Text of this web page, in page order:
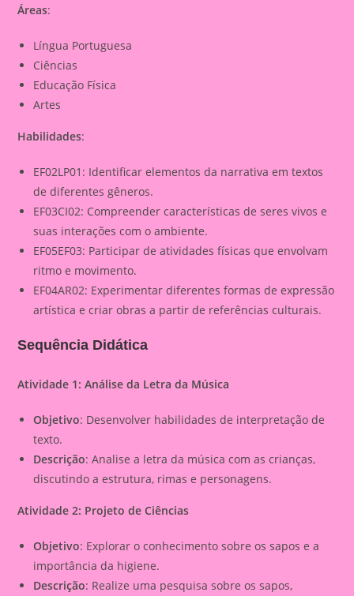
Áreas:
Língua Portuguesa
Ciências
Educação Física
Artes
Habilidades:
EF02LP01: Identificar elementos da narrativa em textos
de diferentes gêneros.
EF03CI02: Compreender características de seres vivos e
suas interações com o ambiente.
EF05EF03: Participar de atividades físicas que envolvam
ritmo e movimento.
EF04AR02: Experimentar diferentes formas de expressão
artística e criar obras a partir de referências culturais.
Sequência Didática
Atividade 1: Análise da Letra da Música
Objetivo: Desenvolver habilidades de interpretação de
texto.
Descrição: Analise a letra da música com as crianças,
discutindo a estrutura, rimas e personagens.
Atividade 2: Projeto de Ciências
Objetivo: Explorar o conhecimento sobre os sapos e a
importância da higiene.
Descrição: Realize uma pesquisa sobre os sapos,